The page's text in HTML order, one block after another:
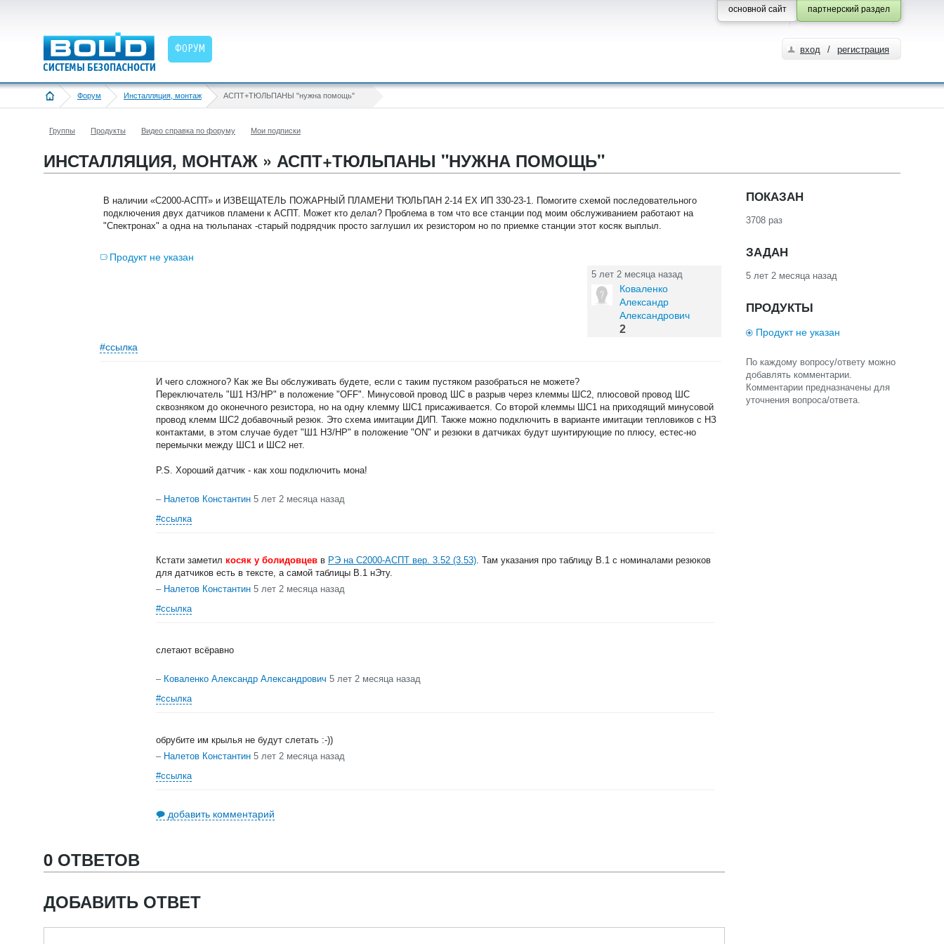
партнерский раздел
основной сайт
ФОРУМ вход / регистрация
Форум Инсталляция, монтаж АСПТ+ТЮЛЬПАНЫ "нужна помощь"
Группы Продукты Видео справка по форуму Мои подписки
ИНСТАЛЛЯЦИЯ, МОНТАЖ » АСПТ+ТЮЛЬПАНЫ "НУЖНА ПОМОЩЬ"
В наличии «С2000-АСПТ» и ИЗВЕЩАТЕЛЬ ПОЖАРНЫЙ ПЛАМЕНИ ТЮЛЬПАН 2-14 EX ИП 330-23-1. Помогите схемой последовательного
подключения двух датчиков пламени к АСПТ. Может кто делал? Проблема в том что все станции под моим обслуживанием работают на
"Спектронах" а одна на тюльпанах -старый подрядчик просто заглушил их резистором но по приемке станции этот косяк выплыл.
Продукт не указан
5 лет 2 месяца назад
Коваленко
Александр
Александрович
2
#ссылка
И чего сложного? Как же Вы обслуживать будете, если с таким пустяком разобраться не можете?
Переключатель "Ш1 НЗ/НР" в положение "OFF". Минусовой провод ШС в разрыв через клеммы ШС2, плюсовой провод ШС
сквозняком до оконечного резистора, но на одну клемму ШС1 присаживается. Со второй клеммы ШС1 на приходящий минусовой
провод клемм ШС2 добавочный резюк. Это схема имитации ДИП. Также можно подключить в варианте имитации тепловиков с НЗ
контактами, в этом случае будет "Ш1 НЗ/НР" в положение "ON" и резюки в датчиках будут шунтирующие по плюсу, естес-но
перемычки между ШС1 и ШС2 нет.
P.S. Хороший датчик - как хош подключить мона!
– Налетов Константин 5 лет 2 месяца назад
#ссылка
Кстати заметил косяк у болидовцев в РЭ на С2000-АСПТ вер. 3.52 (3.53). Там указания про таблицу В.1 с номиналами резюков
для датчиков есть в тексте, а самой таблицы В.1 нЭту.
– Налетов Константин 5 лет 2 месяца назад
#ссылка
слетают всёравно
– Коваленко Александр Александрович 5 лет 2 месяца назад
#ссылка
обрубите им крылья не будут слетать :-))
– Налетов Константин 5 лет 2 месяца назад
#ссылка
добавить комментарий
0 ОТВЕТОВ
ДОБАВИТЬ ОТВЕТ
ПОКАЗАН
3708 раз
ЗАДАН
5 лет 2 месяца назад
ПРОДУКТЫ
Продукт не указан
По каждому вопросу/ответу можно
добавлять комментарии.
Комментарии предназначены для
уточнения вопроса/ответа.